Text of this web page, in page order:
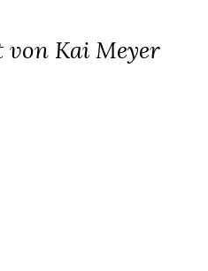
von Kai Meyer